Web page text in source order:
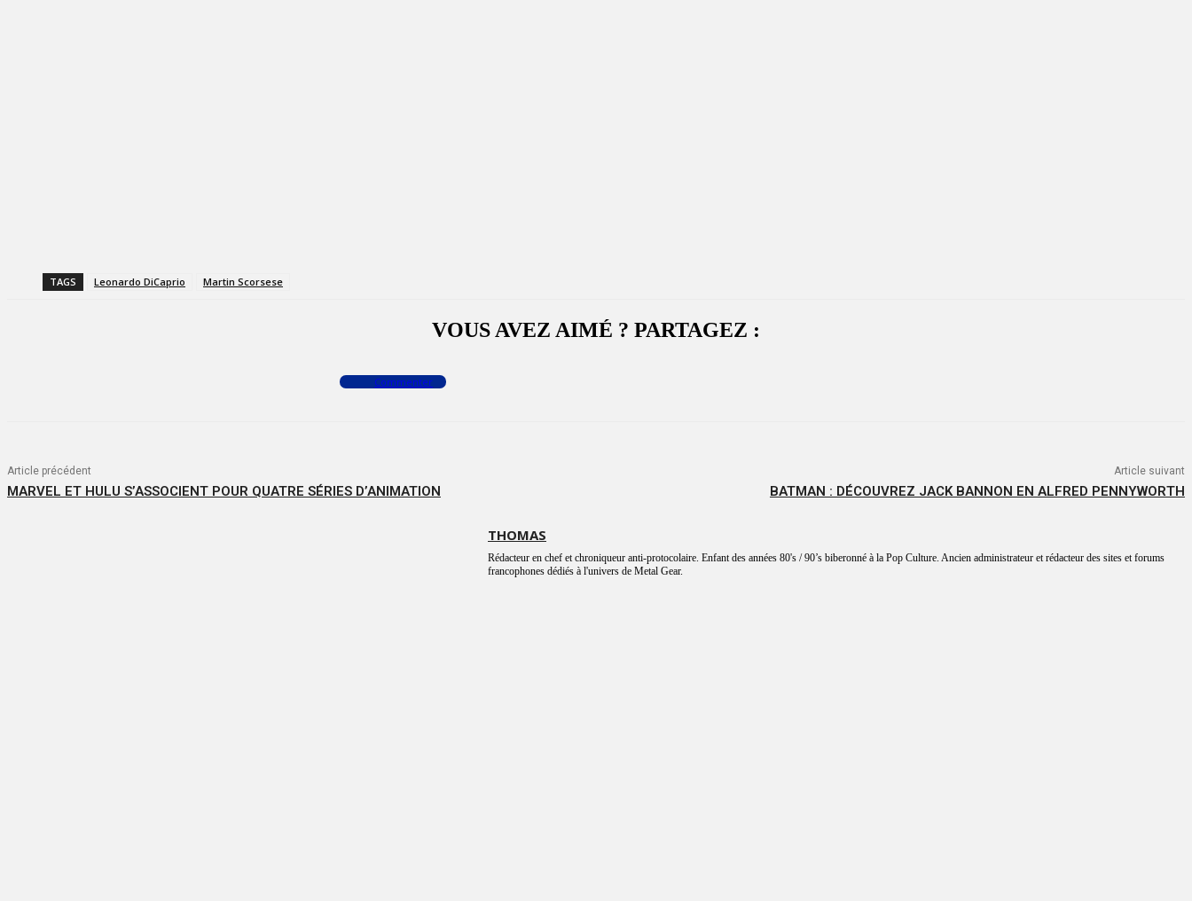
TAGS Leonardo DiCaprio Martin Scorsese
VOUS AVEZ AIMÉ ? PARTAGEZ :
Commenter
Article précédent
MARVEL ET HULU S’ASSOCIENT POUR QUATRE SÉRIES D’ANIMATION
Article suivant
BATMAN : DÉCOUVREZ JACK BANNON EN ALFRED PENNYWORTH
THOMAS
Rédacteur en chef et chroniqueur anti-protocolaire. Enfant des années 80's / 90’s biberonné à la Pop Culture. Ancien administrateur et rédacteur des sites et forums
francophones dédiés à l'univers de Metal Gear.